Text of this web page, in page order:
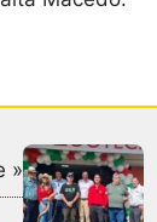
»